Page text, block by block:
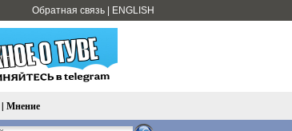
Обратная связь ENGLISH
| Мнение